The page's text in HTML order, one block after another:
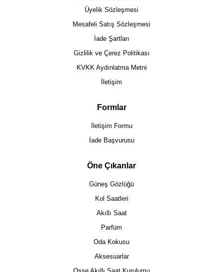
Üyelik Sözleşmesi
Mesafeli Satış Sözleşmesi
İade Şartları
Gizlilik ve Çerez Politikası
KVKK Aydınlatma Metni
İletişim
Formlar
İletişim Formu
İade Başvurusu
Öne Çıkanlar
Güneş Gözlüğü
Kol Saatleri
Akıllı Saat
Parfüm
Oda Kokusu
Aksesuarlar